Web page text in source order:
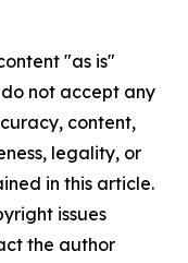
"as is"
not accept any
content,
legality, or
in this article.
issues
the author